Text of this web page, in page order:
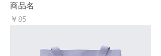
商品名
価格
￥85